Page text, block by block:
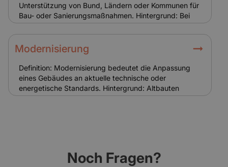
Unterstützung von Bund, Ländern oder Kommunen für
Bau- oder Sanierungsmaßnahmen. Hintergrund: Bei
Altbauten werden Zuschüsse vor allem für
energetische Sanierungen oder den Erhalt historischer
Substanz gewährt. Sie reduzieren die Eigenkosten von
Eigentümern. Relevanz für Versicherung: Zuschüsse
mindern zwar die Sanierungskosten, ersetzen aber
keine Versicherung. Schäden müssen unabhängig von
Fördermitteln abgesichert sein.
Modernisierung
Definition: Modernisierung bedeutet die Anpassung
eines Gebäudes an aktuelle technische oder
energetische Standards. Hintergrund: Altbauten
erfordern oft Modernisierungen bei Heizung, Elektrik
Noch Fragen?